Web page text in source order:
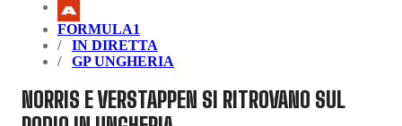
FORMULA1
IN DIRETTA
GP UNGHERIA
NORRIS E VERSTAPPEN SI RITROVANO SUL